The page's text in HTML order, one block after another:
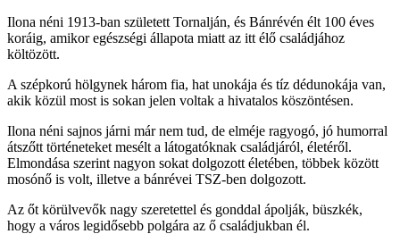
Ilona néni 1913-ban született Tornalján, és Bánrévén élt 100 éves
koráig, amikor egészségi állapota miatt az itt élő családjához
költözött.
A szépkorú hölgynek három fia, hat unokája és tíz dédunokája van,
akik közül most is sokan jelen voltak a hivatalos köszöntésen.
Ilona néni sajnos járni már nem tud, de elméje ragyogó, jó humorral
átszőtt történeteket mesélt a látogatóknak családjáról, életéről.
Elmondása szerint nagyon sokat dolgozott életében, többek között
mosónő is volt, illetve a bánrévei TSZ-ben dolgozott.
Az őt körülvevők nagy szeretettel és gonddal ápolják, büszkék,
hogy a város legidősebb polgára az ő családjukban él.